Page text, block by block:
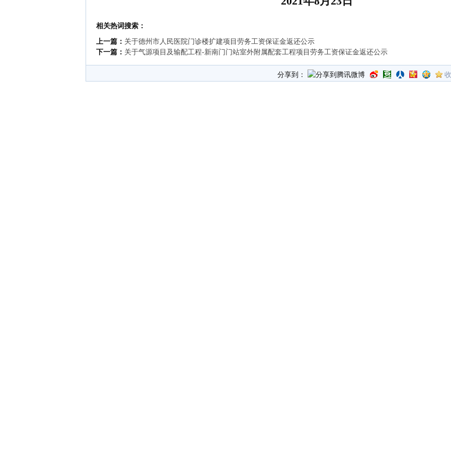
相关热词搜索：
上一篇： 关于德州市人民医院门诊楼扩建项目劳务工资保证金返还公示
下一篇： 关于气源项目及输配工程-新南门门站室外附属配套工程项目劳务工资保证金返还公示
分享到：